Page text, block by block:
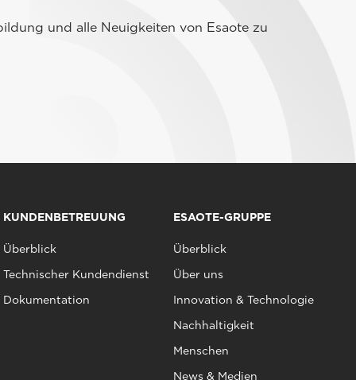
und alle Neuigkeiten von Esaote zu
KUNDENBETREUUNG
Überblick
Technischer Kundendienst
Dokumentation
ESAOTE-GRUPPE
Überblick
Über uns
Innovation & Technologie
Nachhaltigkeit
Menschen
News & Medien